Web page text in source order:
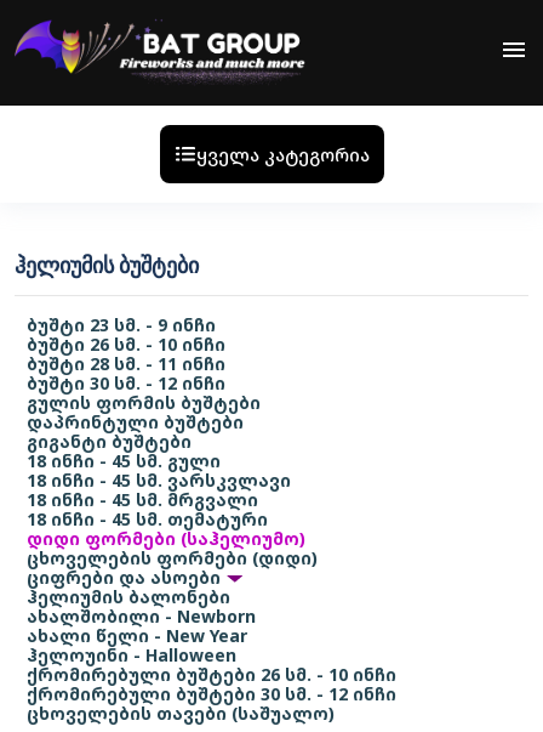
menu
ყველა კატეგორია
ᲰᲔᲚᲘᲣᲛᲘᲡ ᲑᲣᲨᲢᲔᲑᲘ
ბუშტი 23 სმ. - 9 ინჩი
ბუშტი 26 სმ. - 10 ინჩი
ბუშტი 28 სმ. - 11 ინჩი
ბუშტი 30 სმ. - 12 ინჩი
გულის ფორმის ბუშტები
დაპრინტული ბუშტები
გიგანტი ბუშტები
18 ინჩი - 45 სმ. გული
18 ინჩი - 45 სმ. ვარსკვლავი
18 ინჩი - 45 სმ. მრგვალი
18 ინჩი - 45 სმ. თემატური
დიდი ფორმები (საჰელიუმო)
ცხოველების ფორმები (დიდი)
ციფრები და ასოები
ჰელიუმის ბალონები
ახალშობილი - Newborn
ახალი წელი - New Year
ჰელოუინი - Halloween
ქრომირებული ბუშტები 26 სმ. - 10 ინჩი
ქრომირებული ბუშტები 30 სმ. - 12 ინჩი
ცხოველების თავები (საშუალო)